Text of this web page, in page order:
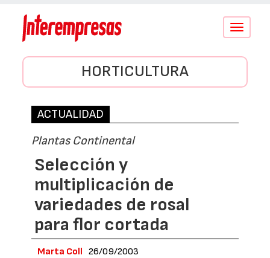
Conmutar
HORTICULTURA
ACTUALIDAD
Plantas Continental
Selección y
multiplicación de
variedades de rosal
para flor cortada
Marta Coll 26/09/2003